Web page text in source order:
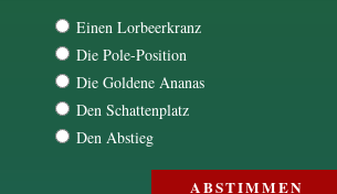
Einen Lorbeerkranz
Die Pole-Position
Die Goldene Ananas
Den Schattenplatz
Den Abstieg